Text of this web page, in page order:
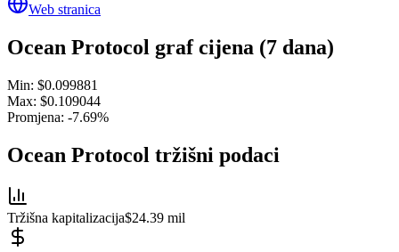
Web stranica
Ocean Protocol graf cijena (7 dana)
Min: $0.099881
Max: $0.109044
Promjena: -7.69%
Ocean Protocol tržišni podaci
Tržišna kapitalizacija$24.39 mil